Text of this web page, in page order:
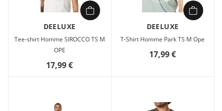
DEELUXE
Tee-shirt Homme SIROCCO TS M
OPE
17,99 €
DEELUXE
T-Shirt Homme Park TS M Ope
17,99 €